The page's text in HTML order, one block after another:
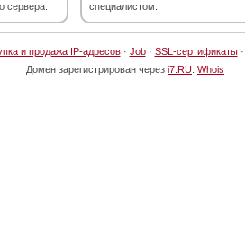
сервера.
специалистом.
и продажа IP-адресов· Job· SSL-сертификаты·
Домен зарегистрирован через i7.RU Whois